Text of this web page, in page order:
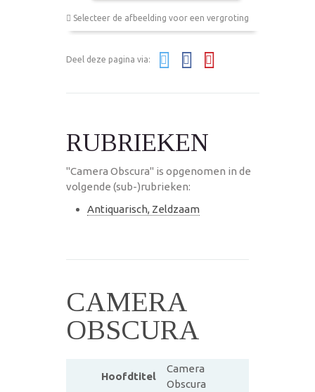
Selecteer de afbeelding voor een vergroting
Deel deze pagina via:
RUBRIEKEN
"Camera Obscura" is opgenomen in de
volgende (sub-)rubrieken:
Antiquarisch, Zeldzaam
CAMERA
OBSCURA
Hoofdtitel
Camera
Obscura